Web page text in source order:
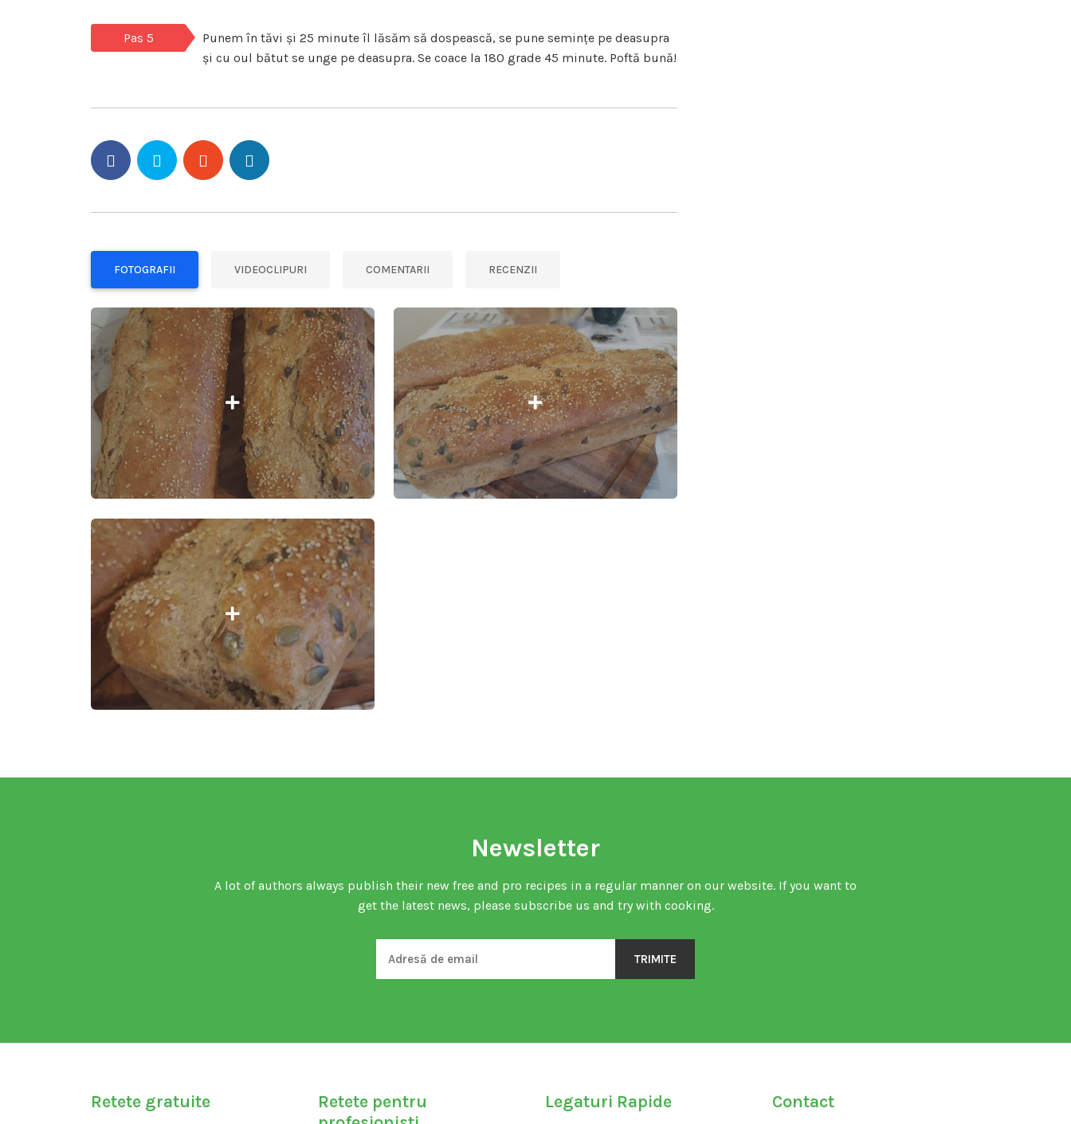
Pas 5
Punem în tăvi și 25 minute îl lăsăm să dospească, se pune semințe pe deasupra
și cu oul bătut se unge pe deasupra. Se coace la 180 grade 45 minute. Poftă bună!
FOTOGRAFII VIDEOCLIPURI COMENTARII RECENZII
Newsletter
A lot of authors always publish their new free and pro recipes in a regular manner on our website. If you want to
get the latest news, please subscribe us and try with cooking.
TRIMITE
Retete gratuite
Retete pentru
Legaturi Rapide Contact